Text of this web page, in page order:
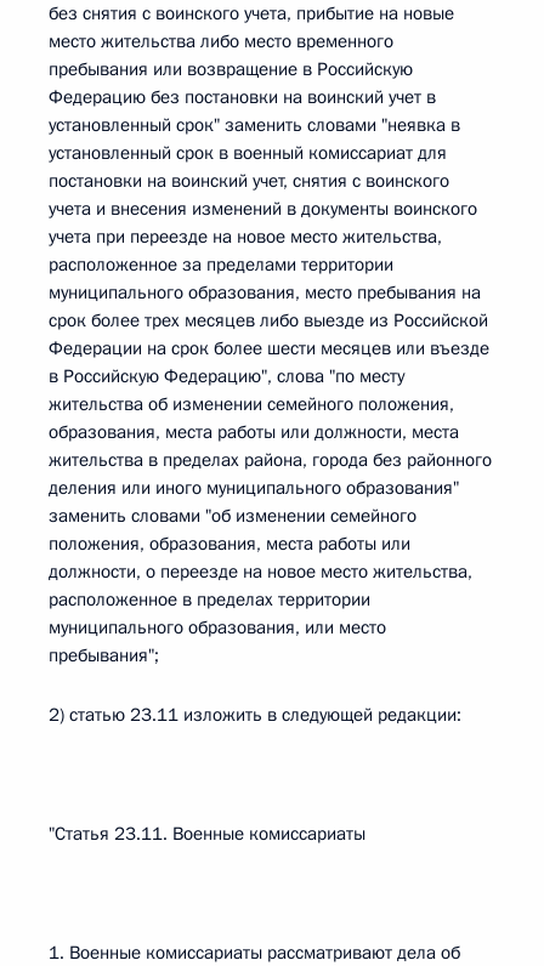
без снятия с воинского учета, прибытие на новые
место жительства либо место временного
пребывания или возвращение в Российскую
Федерацию без постановки на воинский учет в
установленный срок" заменить словами "неявка в
установленный срок в военный комиссариат для
постановки на воинский учет, снятия с воинского
учета и внесения изменений в документы воинского
учета при переезде на новое место жительства,
расположенное за пределами территории
муниципального образования, место пребывания на
срок более трех месяцев либо выезде из Российской
Федерации на срок более шести месяцев или въезде
в Российскую Федерацию", слова "по месту
жительства об изменении семейного положения,
образования, места работы или должности, места
жительства в пределах района, города без районного
деления или иного муниципального образования"
заменить словами "об изменении семейного
положения, образования, места работы или
должности, о переезде на новое место жительства,
расположенное в пределах территории
муниципального образования, или место
пребывания";
2) статью 23.11 изложить в следующей редакции:
"Статья 23.11. Военные комиссариаты
1. Военные комиссариаты рассматривают дела об